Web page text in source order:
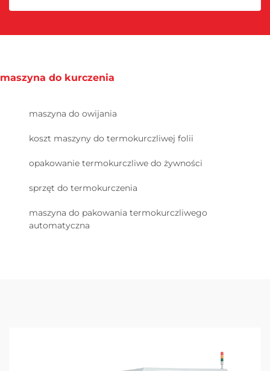
maszyna do kurczenia
maszyna do owijania
koszt maszyny do termokurczliwej folii
opakowanie termokurczliwe do żywności
sprzęt do termokurczenia
maszyna do pakowania termokurczliwego
automatyczna